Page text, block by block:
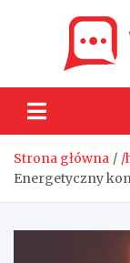
Strona główna
/
Energetyczny